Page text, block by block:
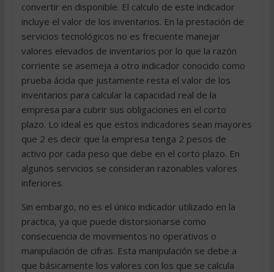
convertir en disponible. El calculo de este indicador
incluye el valor de los inventarios. En la prestación de
servicios tecnológicos no es frecuente manejar
valores elevados de inventarios por lo que la razón
corriente se asemeja a otro indicador conocido como
prueba ácida que justamente resta el valor de los
inventarios para calcular la capacidad real de la
empresa para cubrir sus obligaciones en el corto
plazo. Lo ideal es que estos indicadores sean mayores
que 2 es decir que la empresa tenga 2 pesos de
activo por cada peso que debe en el corto plazo. En
algunos servicios se consideran razonables valores
inferiores.
Sin embargo, no es el único indicador utilizado en la
practica, ya que puede distorsionarse como
consecuencia de movimientos no operativos o
manipulación de cifras. Esta manipulación se debe a
que básicamente los valores con los que se calcula